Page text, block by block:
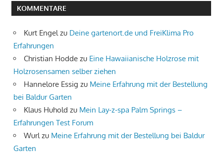
KOMMENTARE
Kurt Engelzu Deine gartenort.de und FreiKlima Pro
Erfahrungen
Christian Hodde zu Eine Hawaiianische Holzrose mit
Holzrosensamen selber ziehen
Hannelore Essig zu Meine Erfahrung mit der Bestellung
bei Baldur Garten
Klaus Huhold zu Mein Lay-z-spa Palm Springs –
Erfahrungen Test Forum
Wurlzu Meine Erfahrung mit der Bestellung bei Baldur
Garten